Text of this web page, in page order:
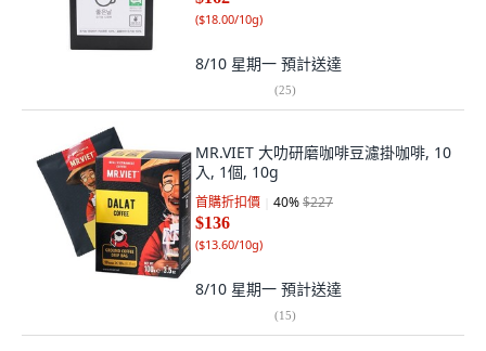
($18.00/10g)
8/10 星期一 預計送達
(25)
MR.VIET 大叻研磨咖啡豆濾掛咖啡, 10
入, 1個, 10g
首購折扣價 40%$227
$136
($13.60/10g)
8/10 星期一 預計送達
(15)